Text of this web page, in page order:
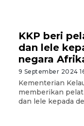
KKP beri
dan lele
negara
9 September 2024
Kementerian
memberikan
dan lele kepada